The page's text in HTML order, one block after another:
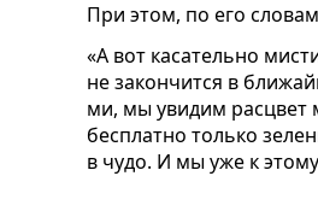
При этом, по его
«А вот касательно
не закончится в
ми, мы увидим расцвет
бесплатно только
в чудо. И мы уже к